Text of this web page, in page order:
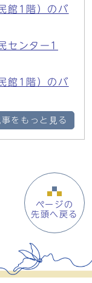
館1階）のバ
センター1
館1階）のバ
をもっと見る
ページの
先頭へ戻る